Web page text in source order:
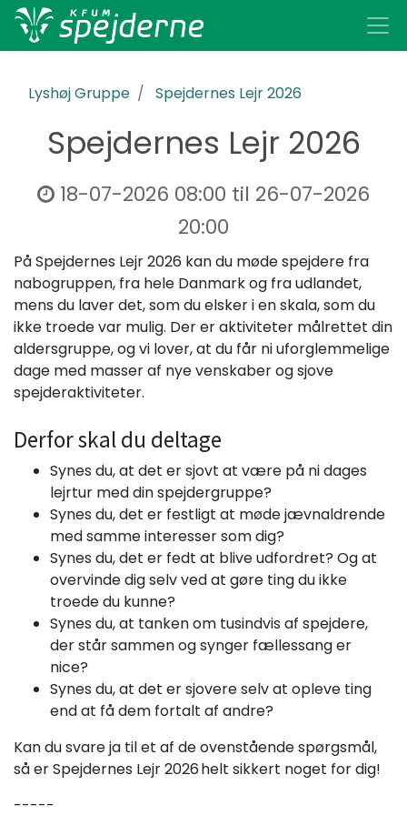
Lyshøj Gruppe Spejdernes Lejr 2026
Spejdernes Lejr 2026
18-07-2026 08:00 til 26-07-2026
20:00
På Spejdernes Lejr 2026 kan du møde spejdere fra
nabogruppen, fra hele Danmark og fra udlandet,
mens du laver det, som du elsker i en skala, som du
ikke troede var mulig. Der er aktiviteter målrettet din
aldersgruppe, og vi lover, at du får ni uforglemmelige
dage med masser af nye venskaber og sjove
spejderaktiviteter.
Derfor skal du deltage
Synes du, at det er sjovt at være på ni dages
lejrtur med din spejdergruppe?
Synes du, det er festligt at møde jævnaldrende
med samme interesser som dig?
Synes du, det er fedt at blive udfordret? Og at
overvinde dig selv ved at gøre ting du ikke
troede du kunne?
Synes du, at tanken om tusindvis af spejdere,
der står sammen og synger fællessang er
nice?
Synes du, at det er sjovere selv at opleve ting
end at få dem fortalt af andre?
Kan du svare ja til et af de ovenstående spørgsmål,
så er Spejdernes Lejr 2026 helt sikkert noget for dig!
-----